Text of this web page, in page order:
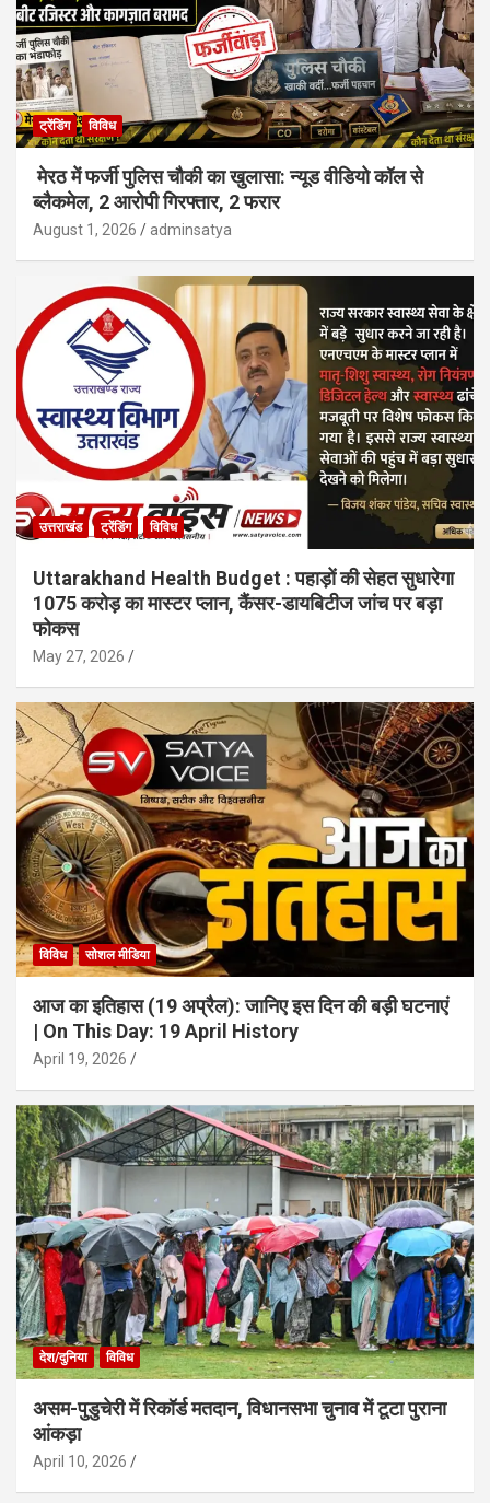
ट्रेंडिंग विविध
मेरठ में फर्जी पुलिस चौकी का खुलासा: न्यूड वीडियो कॉल से
ब्लैकमेल, 2 आरोपी गिरफ्तार, 2 फरार
August 1, 2026 adminsatya
उत्तराखंड ट्रेंडिंग विविध
Uttarakhand Health Budget : पहाड़ों की सेहत सुधारेगा
1075 करोड़ का मास्टर प्लान, कैंसर-डायबिटीज जांच पर बड़ा
फोकस
May 27, 2026
विविध सोशल मीडिया
आज का इतिहास (19 अप्रैल): जानिए इस दिन की बड़ी घटनाएं
| On This Day: 19 April History
April 19, 2026
देश/दुनिया विविध
असम-पुडुचेरी में रिकॉर्ड मतदान, विधानसभा चुनाव में टूटा पुराना
आंकड़ा
April 10, 2026